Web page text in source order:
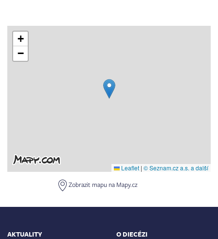
+
−
Leaflet | © Seznam.cz a.s. a další
Zobrazit mapu na Mapy.cz
AKTUALITY O DIECÉZI